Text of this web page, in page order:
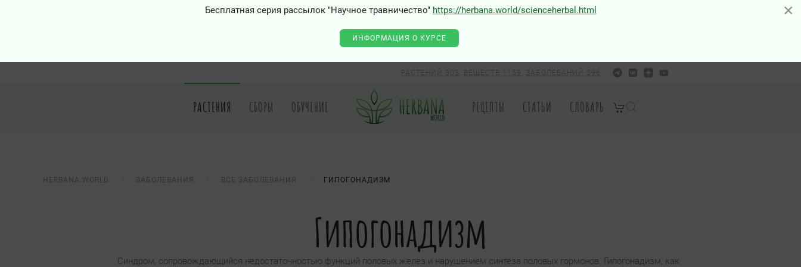
×
Бесплатная серия рассылок "Научное травничество" https://herbana.world/scienceherbal.html
ИНФОРМАЦИЯ О КУРСЕ
РАСТЕНИЙ 303 ВЕЩЕСТВ 1159 ЗАБОЛЕВАНИЙ 596
РАСТЕНИЯ СБОРЫ ОБУЧЕНИЕ РЕЦЕПТЫ СТАТЬИ СЛОВАРЬ
HERBANA.WORLD ЗАБОЛЕВАНИЯ ВСЕ ЗАБОЛЕВАНИЯ ГИПОГОНАДИЗМ
Гипогонадизм
Синдром, сопровождающийся недостаточностью функций половых желез и нарушением синтеза половых гормонов. Гипогонадизм, как
×